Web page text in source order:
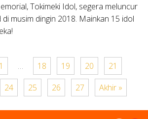
Tokimeki Idol, segera meluncur
di musim dingin 2018. Mainkan 15 idol
1 … 18 19 20
21
24 25 26 27 Akhir »